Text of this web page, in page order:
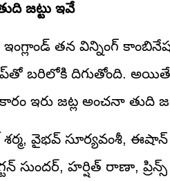
జట్టు ఇవే
తన విన్నింగ్
బరిలోకి దిగుతోంది.
ఇరు జట్ల అంచనా తుది
వైభవ్ సూర్యవంశీ, ఈషాన్
సుందర్, హర్షిత్ రాణా, ప్రిన్స్